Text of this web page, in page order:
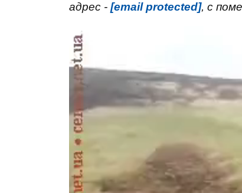
адрес - [email protected], с